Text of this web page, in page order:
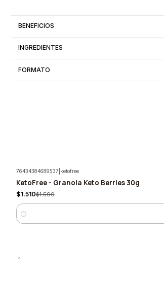
BENEFICIOS
INGREDIENTES
FORMATO
-5%
76434384689537 ketofree
KetoFree - Granola Keto Berries 30g
$1.510$1.590
Cantidad